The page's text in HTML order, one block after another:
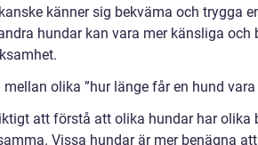
känner sig bekväma och trygga
hundar kan vara mer känsliga och
olika ”hur länge får en hund vara
att förstå att olika hundar har olika
Vissa hundar är mer benägna